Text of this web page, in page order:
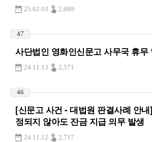
25.02.03 2,689
47
사단법인 영화인신문고 사무국 휴무
24.11.13 2,571
46
[신문고 사건 - 대법원 판결사례 안
정되지 않아도 잔금 지급 의무 발생
24.11.12 2,717